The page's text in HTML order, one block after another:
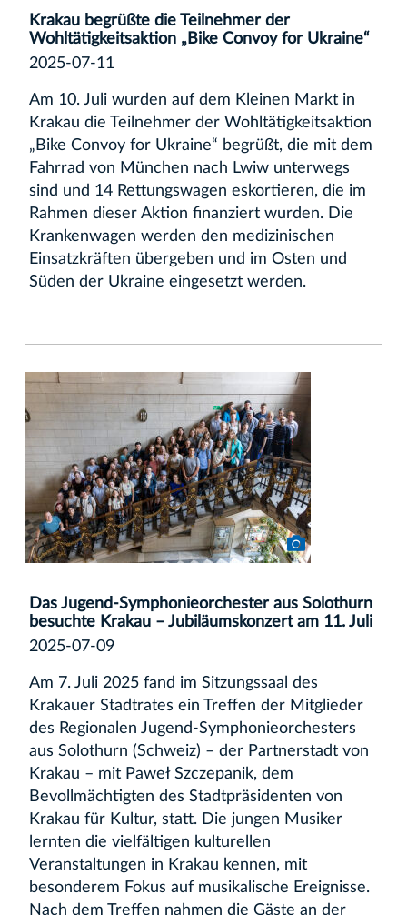
Krakau begrüßte die Teilnehmer der
Wohltätigkeitsaktion „Bike Convoy for Ukraine“
2025-07-11
Am 10. Juli wurden auf dem Kleinen Markt in
Krakau die Teilnehmer der Wohltätigkeitsaktion
„Bike Convoy for Ukraine“ begrüßt, die mit dem
Fahrrad von München nach Lwiw unterwegs
sind und 14 Rettungswagen eskortieren, die im
Rahmen dieser Aktion finanziert wurden. Die
Krankenwagen werden den medizinischen
Einsatzkräften übergeben und im Osten und
Süden der Ukraine eingesetzt werden.
Das Jugend-Symphonieorchester aus Solothurn
besuchte Krakau – Jubiläumskonzert am 11. Juli
2025-07-09
Am 7. Juli 2025 fand im Sitzungssaal des
Krakauer Stadtrates ein Treffen der Mitglieder
des Regionalen Jugend-Symphonieorchesters
aus Solothurn (Schweiz) – der Partnerstadt von
Krakau – mit Paweł Szczepanik, dem
Bevollmächtigten des Stadtpräsidenten von
Krakau für Kultur, statt. Die jungen Musiker
lernten die vielfältigen kulturellen
Veranstaltungen in Krakau kennen, mit
besonderem Fokus auf musikalische Ereignisse.
Nach dem Treffen nahmen die Gäste an der